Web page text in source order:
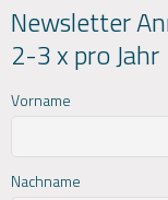
Newsletter
2-3 x pro Jahr
Vorname
Nachname